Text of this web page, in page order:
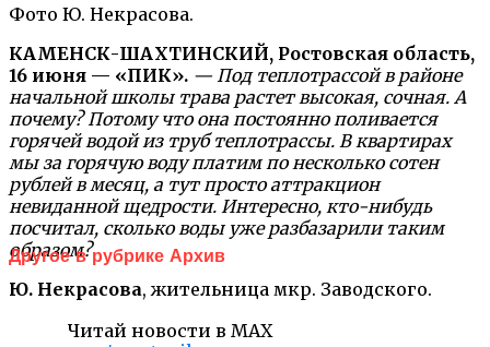
Фото Ю. Некрасова.
КАМЕНСК-ШАХТИНСКИЙ, Ростовская область,
16 июня — «ПИК». — Под теплотрассой в районе
начальной школы трава растет высокая, сочная. А
почему? Потому что она постоянно поливается
горячей водой из труб теплотрассы. В квартирах
мы за горячую воду платим по несколько сотен
рублей в месяц, а тут просто аттракцион
невиданной щедрости. Интересно, кто-нибудь
посчитал, сколько воды уже разбазарили таким
образом?
Ю. Некрасова, жительница мкр. Заводского.
Читай новости в MAX
Другое в рубрике Архив